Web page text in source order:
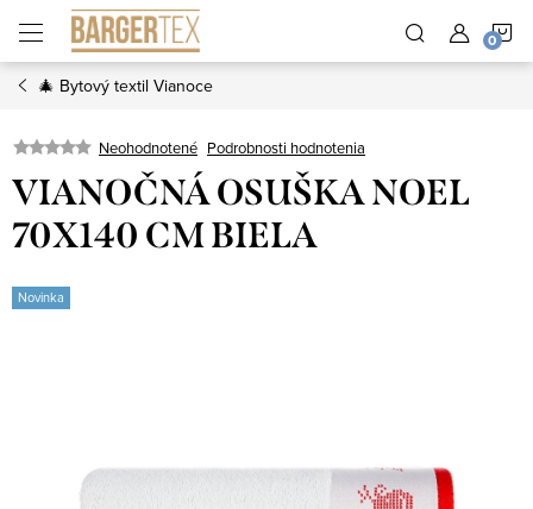
obsah
🎄 Bytový textil Vianoce
Neohodnotené Podrobnosti hodnotenia
VIANOČNÁ OSUŠKA NOEL
70X140 CM BIELA
Novinka